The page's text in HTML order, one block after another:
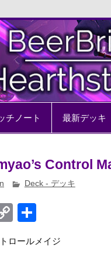
サイト
チノート 最新デッキ
Control
Deck - デッキ
C
p
ロールメイジ